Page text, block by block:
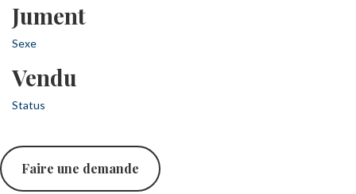
Jument
Sexe
Vendu
Status
Faire une demande